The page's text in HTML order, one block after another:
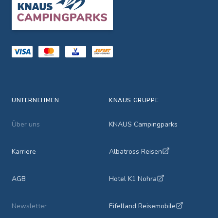
UNTERNEHMEN
Über uns
Karriere
AGB
Newsletter
KNAUS GRUPPE
KNAUS Campingparks
Albatross Reisen
Hotel K1 Nohra
Eifelland Reisemobile